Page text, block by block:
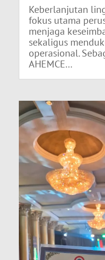
Keberlanjutan
fokus utama
menjaga
sekaligus
operasional.
AHEMCE...